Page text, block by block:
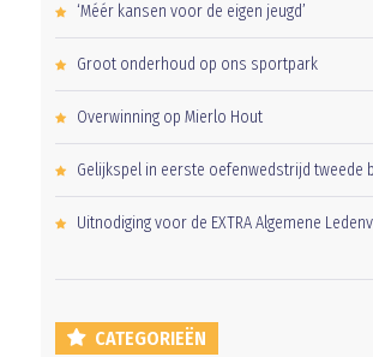
‘Méér kansen voor de eigen jeugd’
Groot onderhoud op ons sportpark
Overwinning op Mierlo Hout
Gelijkspel in eerste oefenwedstrijd tweede
Uitnodiging voor de EXTRA Algemene
CATEGORIEËN